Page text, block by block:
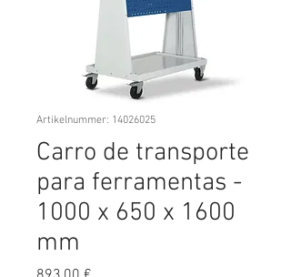
Artikelnummer: 14026025
Carro de transporte
para ferramentas -
1000 x 650 x 1600
mm